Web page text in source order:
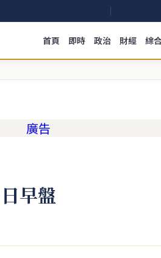
首頁 即時 政治 財經 綜
早盤